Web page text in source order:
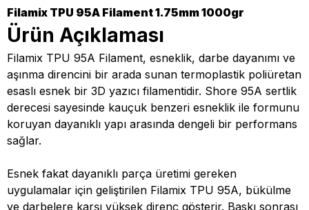
Filamix TPU 95A Filament 1.75mm 1000gr
Ürün Açıklaması
Filamix TPU 95A Filament, esneklik, darbe dayanımı ve
aşınma direncini bir arada sunan termoplastik poliüretan
esaslı esnek bir 3D yazıcı filamentidir. Shore 95A sertlik
derecesi sayesinde kauçuk benzeri esneklik ile formunu
koruyan dayanıklı yapı arasında dengeli bir performans
sağlar.
Esnek fakat dayanıklı parça üretimi gereken
uygulamalar için geliştirilen Filamix TPU 95A, bükülme
ve darbelere karşı yüksek direnç gösterir. Baskı sonrası